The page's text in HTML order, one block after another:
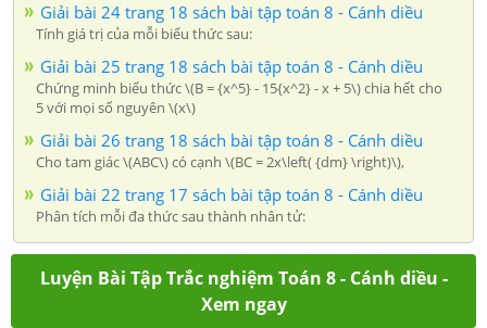
Giải bài 24 trang 18 sách bài tập toán 8 - Cánh diều
Tính giá trị của mỗi biểu thức sau:
Giải bài 25 trang 18 sách bài tập toán 8 - Cánh diều
Chứng minh biểu thức \(B = {x^5} - 15{x^2} - x + 5\) chia hết cho
5 với mọi số nguyên \(x\)
Giải bài 26 trang 18 sách bài tập toán 8 - Cánh diều
Cho tam giác \(ABC\) có cạnh \(BC = 2x\left( {dm} \right)\),
Giải bài 22 trang 17 sách bài tập toán 8 - Cánh diều
Phân tích mỗi đa thức sau thành nhân tử:
Luyện Bài Tập Trắc nghiệm Toán 8 - Cánh diều -
Xem ngay